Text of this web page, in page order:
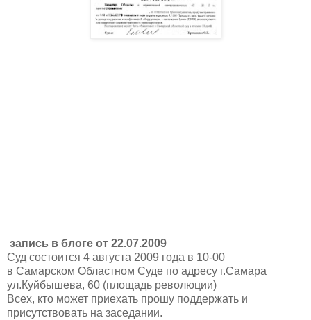
запись в блоге от 22.07.2009
Суд состоится 4 августа 2009 года в 10-00
в Самарском Областном Суде по адресу г.Самара
ул.Куйбышева, 60 (площадь революции)
Всех, кто может приехать прошу поддержать и
присутствовать на заседании.